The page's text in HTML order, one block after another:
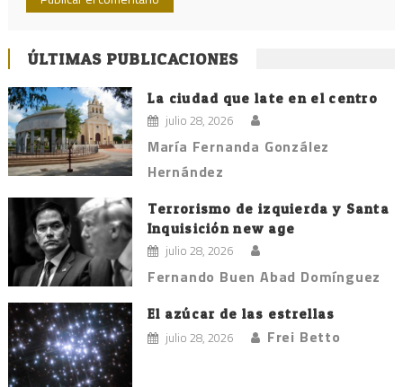
ÚLTIMAS PUBLICACIONES
La ciudad que late en el centro
julio 28, 2026
María Fernanda González
Hernández
Terrorismo de izquierda y Santa
Inquisición new age
julio 28, 2026
Fernando Buen Abad Domínguez
El azúcar de las estrellas
julio 28, 2026 Frei Betto